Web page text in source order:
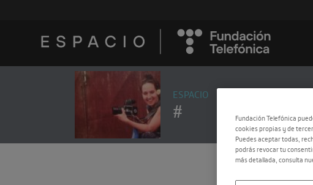
ESPACIO
#
Fundación Telefónica
cookies propias y de
Puedes aceptar todas,
podrás revocar tu
más detallada, consulta